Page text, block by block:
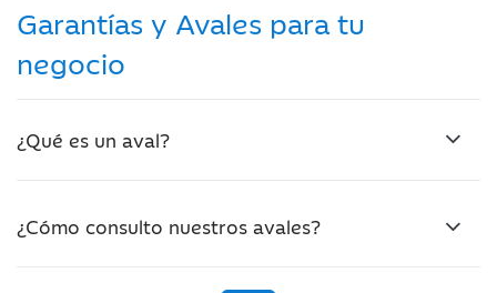
Garantías y Avales para tu
negocio
¿Qué es un aval?
¿Cómo consulto nuestros avales?